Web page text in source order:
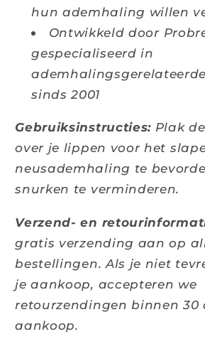
hun ademhaling willen
Ontwikkeld door
gespecialiseerd in
sinds 2001
Gebruiksinstructies: Plak
over je lippen voor het
neusademhaling te
snurken te verminderen.
Verzend- en
gratis verzending aan op
bestellingen. Als je niet
je aankoop, accepteren we
retourzendingen binnen 30
aankoop.